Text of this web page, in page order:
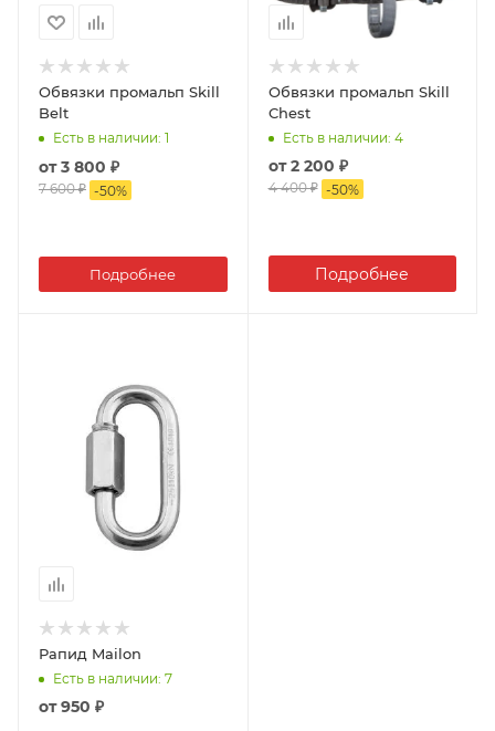
Обвязки промальп Skill
Belt
Есть в наличии: 1
от3 800 ₽
7 600 ₽ -50%
Подробнее
Обвязки промальп Skill
Chest
Есть в наличии: 4
от2 200 ₽
4 400 ₽ -50%
Подробнее
Рапид Mailon
Есть в наличии: 7
от950 ₽